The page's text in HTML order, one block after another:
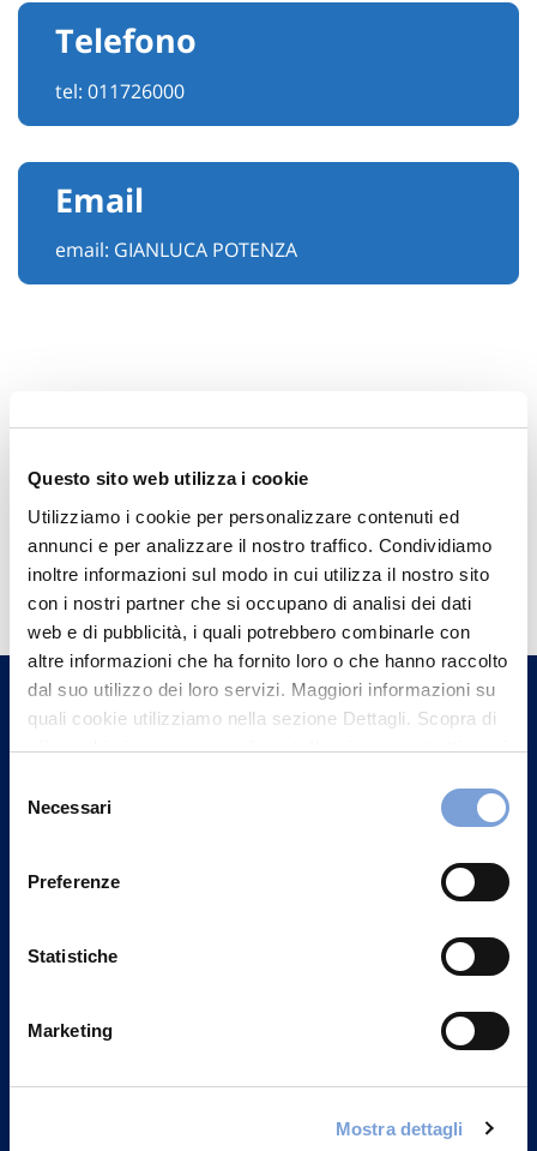
Questo sito web utilizza i cookie
Utilizziamo i cookie per personalizzare contenuti ed
annunci e per analizzare il nostro traffico. Condividiamo
inoltre informazioni sul modo in cui utilizza il nostro sito
con i nostri partner che si occupano di analisi dei dati
web e di pubblicità, i quali potrebbero combinarle con
altre informazioni che ha fornito loro o che hanno raccolto
dal suo utilizzo dei loro servizi. Maggiori informazioni su
quali cookie utilizziamo nella sezione Dettagli. Scopra di
più su chi siamo, come può contattarci e come trattiamo i
può trovare nel footer del sito nella sezione "Informativa
delNecessari
Preferenze
Statistiche
Marketing
Mostra dettagli
Telefono
tel: 011726000
Email
email: GIANLUCA POTENZA
Hai bisogno di
informazioni?
Trova l'Agenzia più vicina a te e parla con
un nostro Agente.